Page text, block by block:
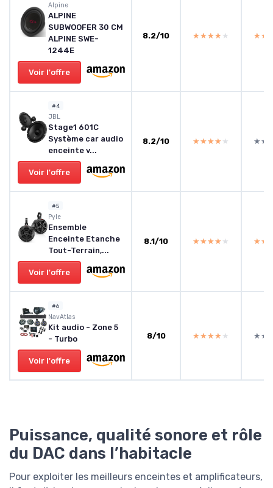
Alpine
ALPINE
SUBWOOFER 30 CM
ALPINE SWE-
1244E
Voir l'offre
8.2/10 ★★★★★
★★★★★
#4
JBL
Stage1 601C
Système car audio
enceinte v...
Voir l'offre
8.2/10 ★★★★★
★★★★★
#5
Pyle
Ensemble
Enceinte Etanche
Tout-Terrain,...
Voir l'offre
8.1/10 ★★★★★
★★★★★
#6
NavAtlas
Kit audio - Zone 5
- Turbo
Voir l'offre
8/10 ★★★★★
★★★★★
Puissance, qualité sonore et rôle
du DAC dans l’habitacle
Pour exploiter les meilleurs enceintes et amplificateurs,